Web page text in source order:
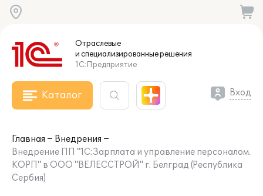
Отраслевые
и специализированныерешения
1С:Предприятие
Каталог Вход
Главная
Внедрения
Внедрение ПП "1С:Зарплата и управление персоналом.
КОРП" в ООО "ВЕЛЕССТРОЙ" г. Белград (Республика
Сербия)